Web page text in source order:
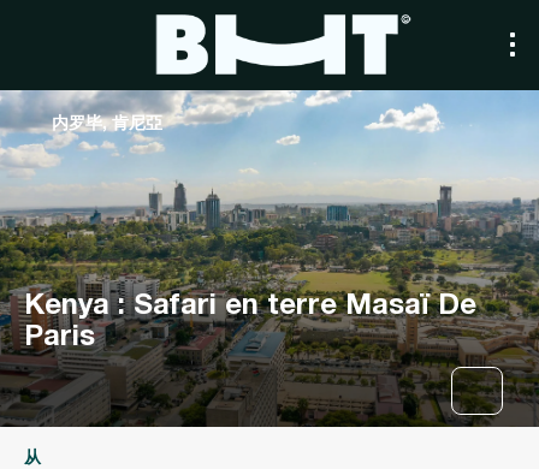
Kenya : Safari en terre Masaï De
Paris
内罗毕, 肯尼亞
从